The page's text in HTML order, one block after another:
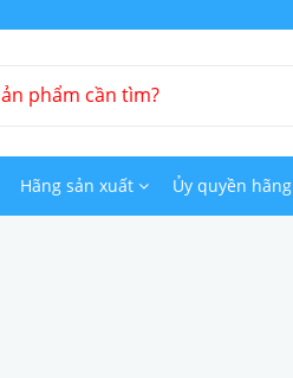
Hãng sản xuất Ủy quyền hãng